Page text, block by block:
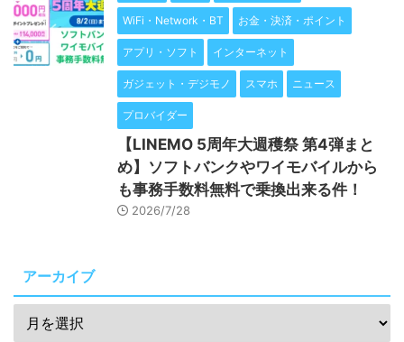
WiFi・Network・BT お金・決済・ポイント
アプリ・ソフト インターネット
ガジェット・デジモノ スマホ ニュース
プロバイダー
【LINEMO 5周年大週穫祭 第4弾まと
め】ソフトバンクやワイモバイルから
も事務手数料無料で乗換出来る件！
2026/7/28
アーカイブ